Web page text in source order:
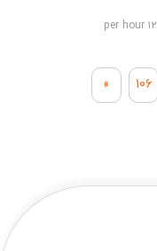
106
»